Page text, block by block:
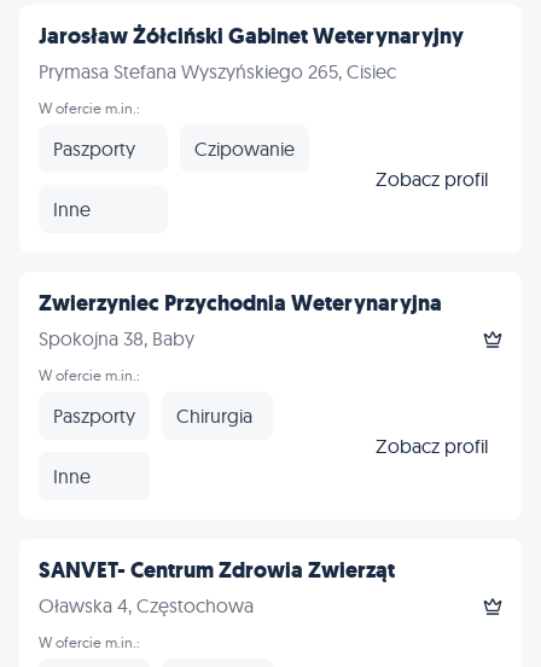
Jarosław Żółciński Gabinet Weterynaryjny
Prymasa Stefana Wyszyńskiego 265, Cisiec
W ofercie m.in.:
Paszporty Czipowanie
Inne
Zobacz profil
Zwierzyniec Przychodnia Weterynaryjna
Spokojna 38, Baby
W ofercie m.in.:
Paszporty Chirurgia
Inne
Zobacz profil
SANVET- Centrum Zdrowia Zwierząt
Oławska 4, Częstochowa
W ofercie m.in.: